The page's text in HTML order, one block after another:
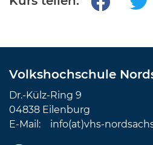
Volkshochschule
Dr.-Külz-Ring 9
04838 Eilenburg
E-Mail: info(at)vhs-